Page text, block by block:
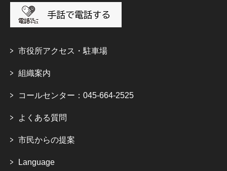
市役所アクセス・駐車場
組織案内
コールセンター：045-664-2525
よくある質問
市民からの提案
Language